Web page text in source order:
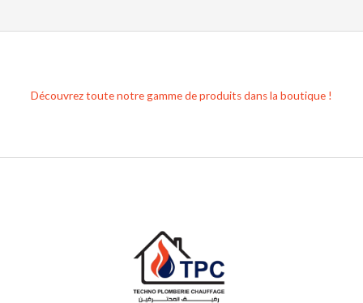
Découvrez toute notre gamme de produits dans la boutique !